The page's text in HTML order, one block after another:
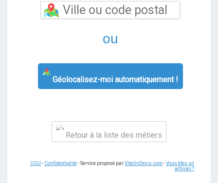
ou
Géolocalisez-moi automatiquement !
Retour à la liste des métiers
CGU - Confidentialité- Service proposé parViteUnDevis.com -Vous êtes un
artisan ?